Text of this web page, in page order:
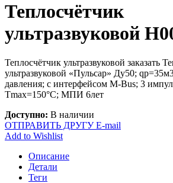
Теплосчётчик
ультразвуковой
Теплосчётчик ультразвуковой заказать
ультразвуковой «Пульсар» Ду50;
давления; с интерфейсом M-Bus; 3
Тmax=150°С; МПИ 6лет
Доступно: В наличии
ОТПРАВИТЬ ДРУГУ E-mail
Add to Wishlist
Описание
Детали
Теги